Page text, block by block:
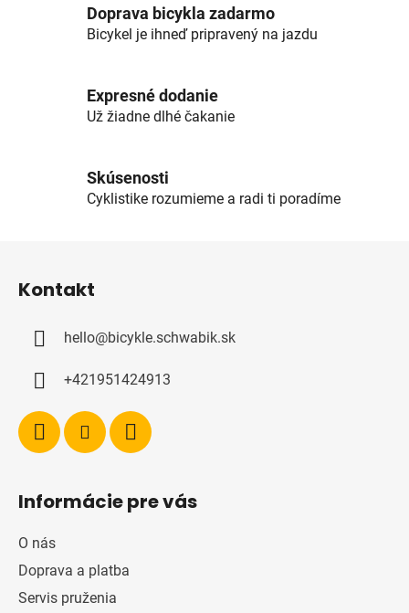
Doprava bicykla zadarmo
Bicykel je ihneď pripravený na jazdu
Expresné dodanie
Už žiadne dlhé čakanie
Skúsenosti
Cyklistike rozumieme a radi ti poradíme
Kontakt
hello@bicykle.schwabik.sk
+421951424913
Informácie pre vás
O nás
Doprava a platba
Servis pruženia